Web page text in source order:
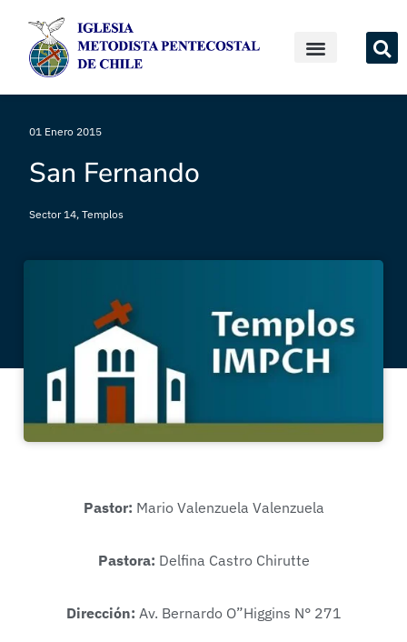
01 Enero 2015
San Fernando
Sector 14, Templos
Pastor: Mario Valenzuela Valenzuela
Pastora: Delfina Castro Chirutte
Dirección: Av. Bernardo O”Higgins N° 271